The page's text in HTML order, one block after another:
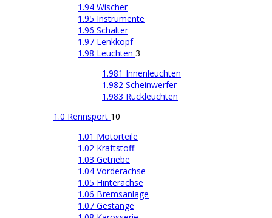
1.94 Wischer
1.95 Instrumente
1.96 Schalter
1.97 Lenkkopf
1.98 Leuchten 3
1.981 Innenleuchten
1.982 Scheinwerfer
1.983 Rückleuchten
1.0 Rennsport 10
1.01 Motorteile
1.02 Kraftstoff
1.03 Getriebe
1.04 Vorderachse
1.05 Hinterachse
1.06 Bremsanlage
1.07 Gestänge